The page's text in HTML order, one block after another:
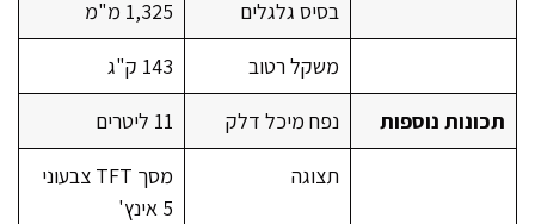
בסיס גלגלים
1,325 מ"מ
משקל רטוב
143 ק"ג
תכונות נוספות
נפח מיכל דלק
11 ליטרים
תצוגה
מסך TFT צבעוני
5 אינץ'